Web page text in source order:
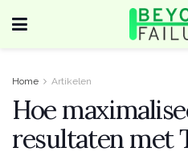
Home Artikelen
Hoe
resultaten met